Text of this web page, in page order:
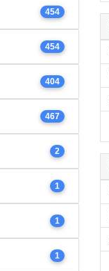
454
454
404
467
2
1
1
1